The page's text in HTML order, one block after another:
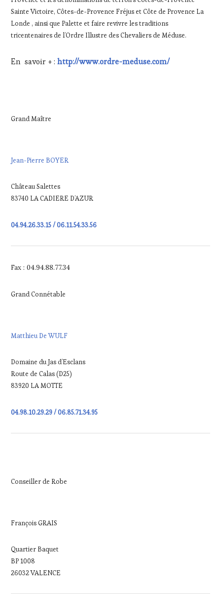
Sainte Victoire, Côtes-de-Provence Fréjus et Côte de Provence La
Londe , ainsi que Palette et faire revivre les traditions
tricentenaires de l’Ordre Illustre des Chevaliers de Méduse.
En savoir + :http://www.ordre-meduse.com/
Grand Maître
Jean-Pierre BOYER
Château Salettes
83740 LA CADIERE D’AZUR
04.94.26.33.15 / 06.11.54.33.56
Fax : 04.94.88.77.34
Grand Connétable
Matthieu De WULF
Domaine du Jas d’Esclans
Route de Calas (D25)
83920 LA MOTTE
04.98.10.29.29 / 06.85.71.34.95
Conseiller de Robe
François GRAIS
Quartier Baquet
BP 1008
26032 VALENCE